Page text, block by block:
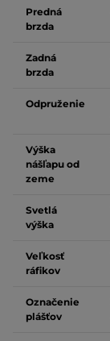
Predná
brzda
Zadná
brzda
Odpruženie
Výška
nášľapu od
zeme
Svetlá
výška
Veľkosť
ráfikov
Označenie
plášťov